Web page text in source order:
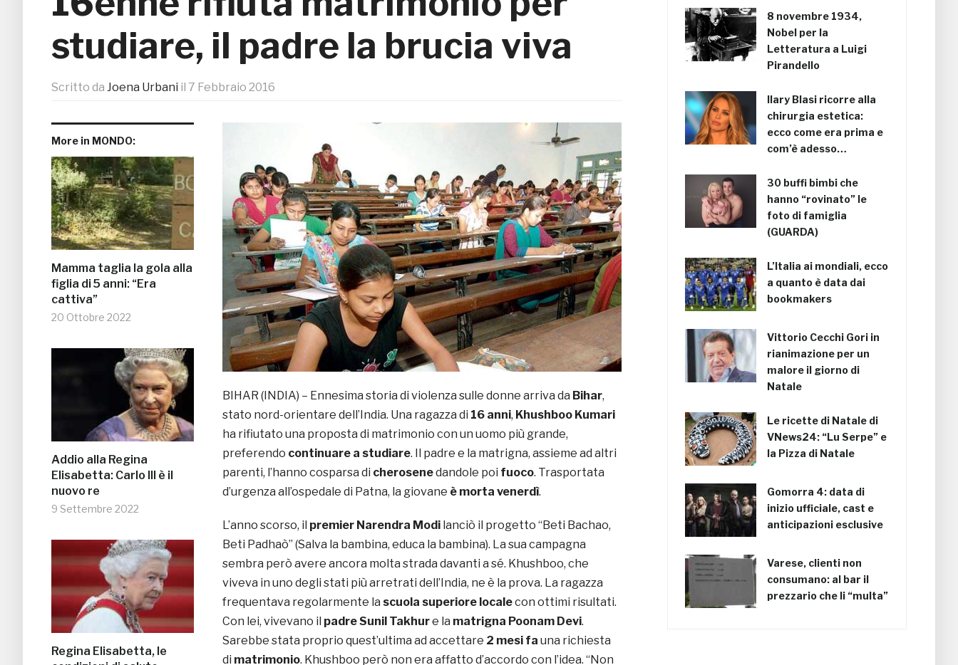
studiare, il padre la brucia viva
Scritto da Joena Urbani il 7 Febbraio 2016
More in MONDO:
Mamma taglia la gola alla
figlia di 5 anni: “Era
cattiva”
20 Ottobre 2022
Addio alla Regina
Elisabetta: Carlo III è il
nuovo re
9 Settembre 2022
Regina Elisabetta, le
BIHAR (INDIA) – Ennesima storia di violenza sulle donne arriva da Bihar,
stato nord-orientare dell’India. Una ragazza di 16 anni, Khushboo Kumari
ha rifiutato una proposta di matrimonio con un uomo più grande,
preferendo continuare a studiare. Il padre e la matrigna, assieme ad altri
parenti, l’hanno cosparsa di cherosenedandole poi fuoco. Trasportata
d’urgenza all’ospedale di Patna, la giovane è morta venerdì.
L’anno scorso, il premier Narendra Modi lanciò il progetto “Beti Bachao,
Beti Padhaò” (Salva la bambina, educa la bambina). La sua campagna
sembra però avere ancora molta strada davanti a sé. Khushboo, che
viveva in uno degli stati più arretrati dell’India, ne è la prova. La ragazza
frequentava regolarmente la scuola superiore localecon ottimi risultati.
Con lei, vivevano il padre Sunil Takhure la matrigna Poonam Devi.
Sarebbe stata proprio quest’ultima ad accettare 2 mesi fa una richiesta
di matrimonio. Khushboo però non era affatto d’accordo con l’idea. “Non
8 novembre 1934,
Nobel per la
Letteratura a Luigi
Pirandello
Ilary Blasi ricorre alla
chirurgia estetica:
ecco come era prima e
com’è adesso…
30 buffi bimbi che
hanno “rovinato” le
foto di famiglia
(GUARDA)
L’Italia ai mondiali, ecco
a quanto è data dai
bookmakers
Vittorio Cecchi Gori in
rianimazione per un
malore il giorno di
Natale
Le ricette di Natale di
VNews24: “Lu Serpe” e
la Pizza di Natale
Gomorra 4: data di
inizio ufficiale, cast e
anticipazioni esclusive
Varese, clienti non
consumano: al bar il
prezzario che li “multa”